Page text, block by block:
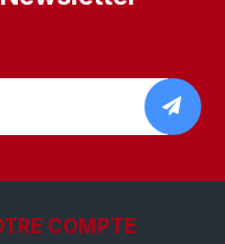
COMPTE